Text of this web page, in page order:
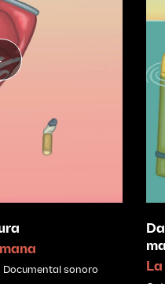
Documental sonoro